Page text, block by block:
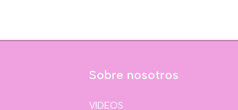
Sobre nosotros
VIDEOS